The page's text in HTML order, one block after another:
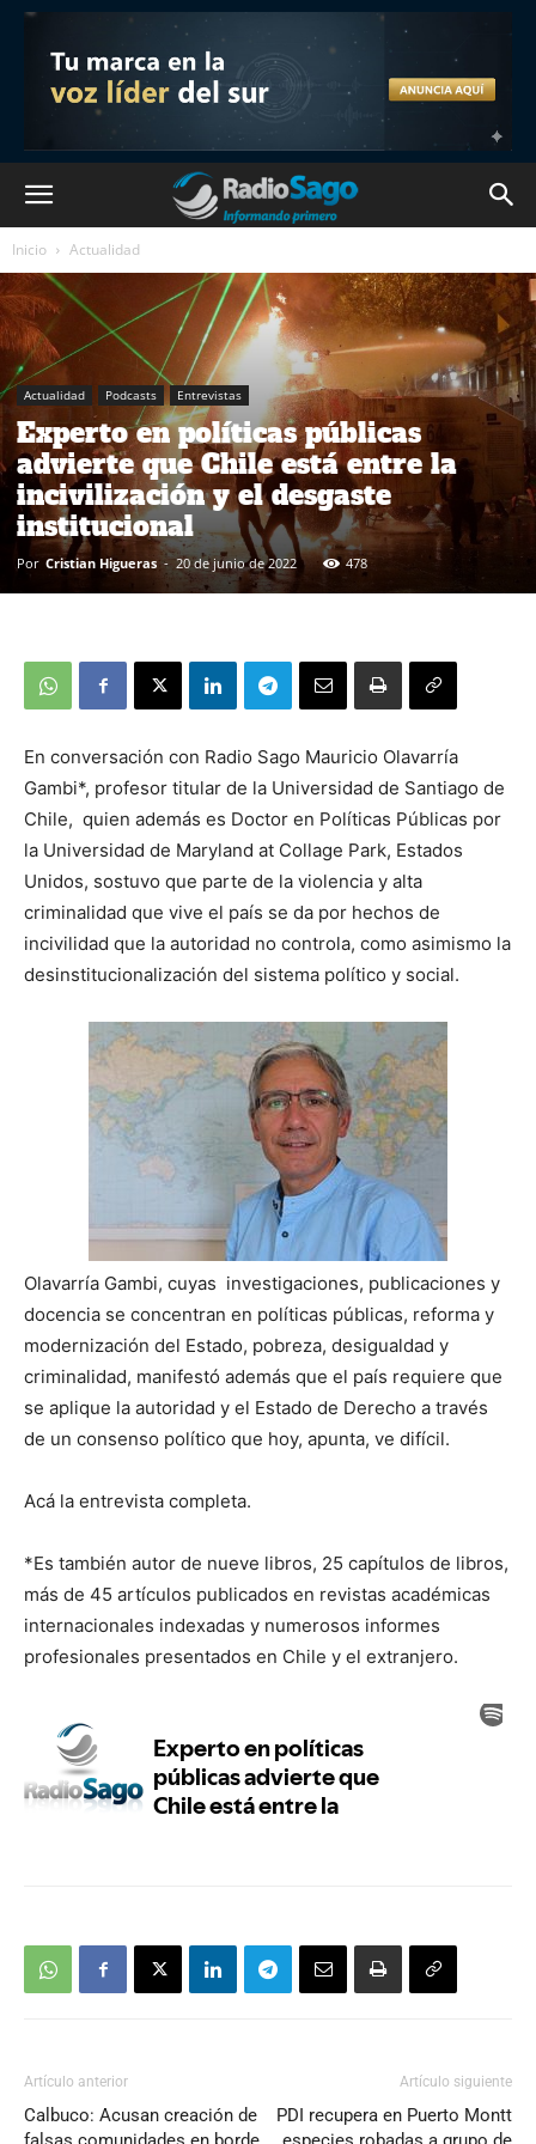
Inicio Actualidad
Actualidad Podcasts Entrevistas
Experto en políticas públicas
advierte que Chile está entre la
incivilización y el desgaste
institucional
Por Cristian Higueras - 20 de junio de 2022 478
En conversación con Radio Sago Mauricio Olavarría
Gambi*, profesor titular de la Universidad de Santiago de
Chile, quien además es Doctor en Políticas Públicas por
la Universidad de Maryland at Collage Park, Estados
Unidos, sostuvo que parte de la violencia y alta
criminalidad que vive el país se da por hechos de
incivilidad que la autoridad no controla, como asimismo la
desinstitucionalización del sistema político y social.
Olavarría Gambi, cuyas investigaciones, publicaciones y
docencia se concentran en políticas públicas, reforma y
modernización del Estado, pobreza, desigualdad y
criminalidad, manifestó además que el país requiere que
se aplique la autoridad y el Estado de Derecho a través
de un consenso político que hoy, apunta, ve difícil.
Acá la entrevista completa.
*Es también autor de nueve libros, 25 capítulos de libros,
más de 45 artículos publicados en revistas académicas
internacionales indexadas y numerosos informes
profesionales presentados en Chile y el extranjero.
Artículo anterior
Calbuco: Acusan creación de
Artículo siguiente
PDI recupera en Puerto Montt